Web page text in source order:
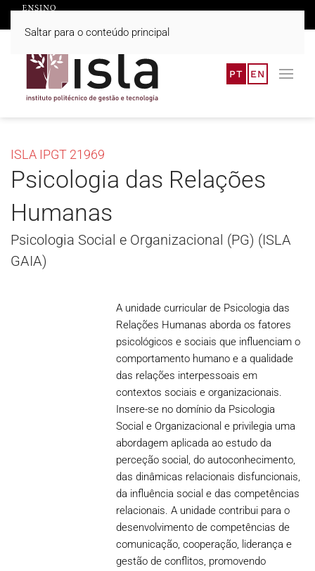
Saltar para o conteúdo principal
PT EN
ISLA IPGT 21969
Psicologia das Relações
Humanas
Psicologia Social e Organizacional (PG) (ISLA
GAIA)
A unidade curricular de Psicologia das
Relações Humanas aborda os fatores
psicológicos e sociais que influenciam o
comportamento humano e a qualidade
das relações interpessoais em
contextos sociais e organizacionais.
Insere-se no domínio da Psicologia
Social e Organizacional e privilegia uma
abordagem aplicada ao estudo da
perceção social, do autoconhecimento,
das dinâmicas relacionais disfuncionais,
da influência social e das competências
relacionais. A unidade contribui para o
desenvolvimento de competências de
comunicação, cooperação, liderança e
gestão de conflitos, promovendo